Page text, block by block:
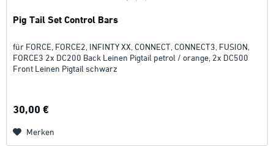
Pig Tail Set Control Bars
für FORCE, FORCE2, INFINTY XX, CONNECT, CONNECT3, FUSION,
FORCE3 2x DC200 Back Leinen Pigtail petrol / orange, 2x DC500
Front Leinen Pigtail schwarz
30,00 €
Merken